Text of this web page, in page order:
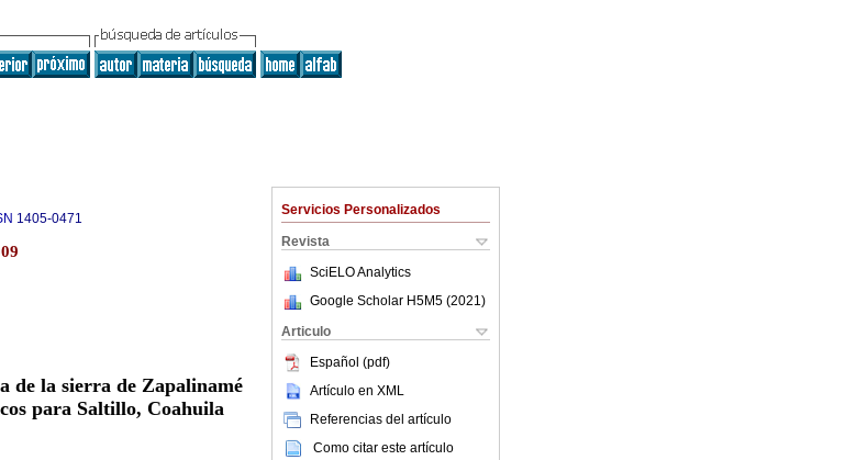
Servicios Personalizados
Revista
SciELO Analytics
Google Scholar H5M5 (2021 )
Articulo
Español (pdf)
Artículo en XML
Referencias del artículo
Como citar este artículo
1405-0471
de la sierra de Zapalinamé
para Saltillo, Coahuila